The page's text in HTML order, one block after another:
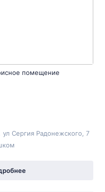
помещение
ул Сергия Радонежского , 7